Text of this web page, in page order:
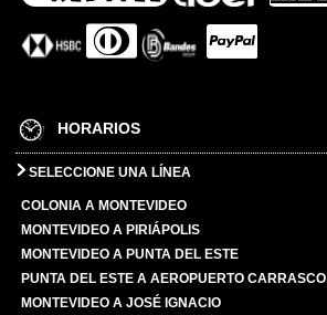
HORARIOS
SELECCIONE UNA LÍNEA
COLONIA A MONTEVIDEO
MONTEVIDEO A PIRIÁPOLIS
MONTEVIDEO A PUNTA DEL ESTE
PUNTA DEL ESTE A AEROPUERTO CARRASCO
MONTEVIDEO A JOSÉ IGNACIO